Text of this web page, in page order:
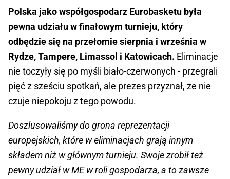
Polska jako współgospodarz Eurobasketu była
pewna udziału w finałowym turnieju, który
odbędzie się na przełomie sierpnia i września w
Rydze, Tampere, Limassol i Katowicach. Eliminacje
nie toczyły się po myśli biało-czerwonych - przegrali
pięć z sześciu spotkań, ale prezes przyznał, że nie
czuje niepokoju z tego powodu.
Doszlusowaliśmy do grona reprezentacji
europejskich, które w eliminacjach grają innym
składem niż w głównym turnieju. Swoje zrobił też
pewny udział w ME w roli gospodarza, a to zawsze